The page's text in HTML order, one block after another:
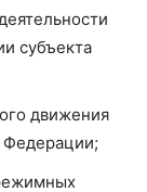
субъекта
движения
Федерации;